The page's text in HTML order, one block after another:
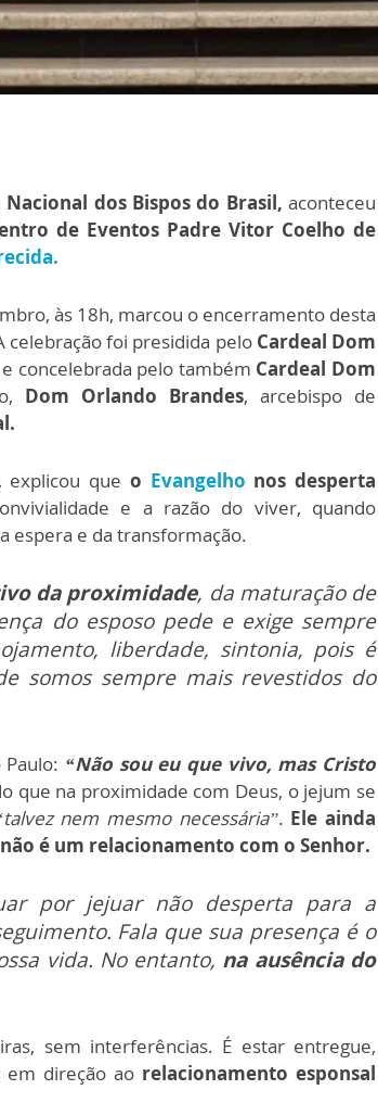
dos Bispos do Brasil, aconteceu
de Eventos Padre Vitor Coelho de
às 18h, marcou o encerramento desta
celebração foi presidida pelo Cardeal Dom
concelebrada pelo também Cardeal Dom
Dom Orlando Brandes, arcebispo de
explicou que o Evangelho nos desperta
e a razão do viver, quando
espera e da transformação.
da proximidade, da maturação de
do esposo pede e exige sempre
liberdade, sintonia, pois é
somos sempre mais revestidos do
“Não sou eu que vivo, mas Cristo
que na proximidade com Deus, o jejum se
nem mesmo necessária”. Ele ainda
é um relacionamento com o Senhor.
por jejuar não desperta para a
Fala que sua presença é o
vida. No entanto, na ausência do
sem interferências. É estar entregue,
em direção ao relacionamento esponsal